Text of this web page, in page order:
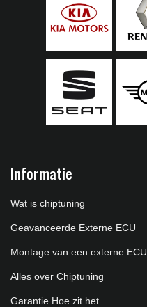
Informatie
Wat is chiptuning
Geavanceerde Externe ECU
Montage van een externe ECU
Alles over Chiptuning
Garantie Hoe zit het